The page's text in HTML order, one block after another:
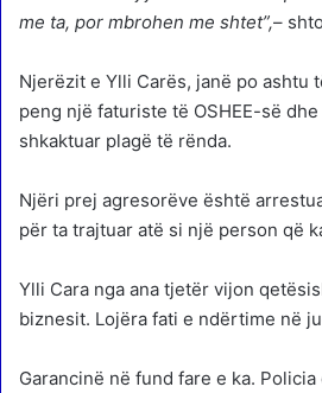
me ta, por mbrohen me shtet”,–
Njerëzit e Ylli Carës, janë po ashtu
peng një faturiste të OSHEE-së
shkaktuar plagë të rënda.
Njëri prej agresorëve është
për ta trajtuar atë si një person që
Ylli Cara nga ana tjetër vijon
biznesit. Lojëra fati e ndërtime në
Garancinë në fund fare e ka.